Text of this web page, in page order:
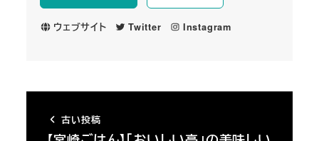
ウェブサイト Twitter Instagram
古い投稿